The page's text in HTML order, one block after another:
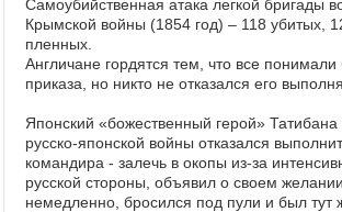
Видеотоп
Самоубийственная атака легкой бригады
Крымской войны (1854 год) – 118 убитых,
пленных.
Англичане гордятся тем, что все понимали
приказа, но никто не отказался его
Японский «божественный герой»
русско-японской войны отказался
командира - залечь в окопы из-за
русской стороны, объявил о своем
немедленно, бросился под пули и был тут